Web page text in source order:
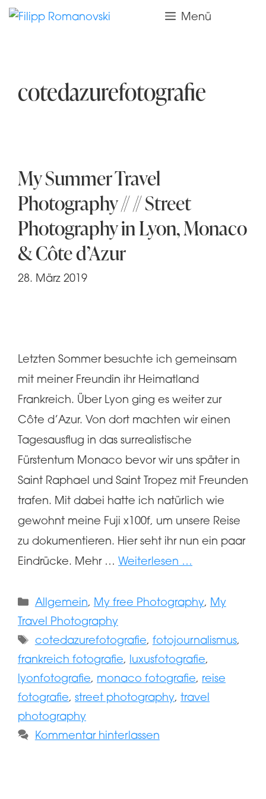
Zum
Menü
cotedazurefotografie
My Summer Travel
Photography // // Street
Photography in Lyon, Monaco
& Côte d’Azur
28. März 2019
Letzten Sommer besuchte ich gemeinsam
mit meiner Freundin ihr Heimatland
Frankreich. Über Lyon ging es weiter zur
Côte d’Azur. Von dort machten wir einen
Tagesausflug in das surrealistische
Fürstentum Monaco bevor wir uns später in
Saint Raphael und Saint Tropez mit Freunden
trafen. Mit dabei hatte ich natürlich wie
gewohnt meine Fuji x100f, um unsere Reise
zu dokumentieren. Hier seht ihr nun ein paar
Eindrücke. Mehr … Weiterlesen …
Kategorien
Allgemein, My free Photography, My
Travel Photography
Schlagwörter
cotedazurefotografie, fotojournalismus,
frankreich fotografie, luxusfotografie,
lyonfotografie, monaco fotografie, reise
fotografie, street photography, travel
photography
Kommentar hinterlassen